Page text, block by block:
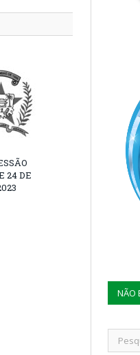
24 DE
NÃO